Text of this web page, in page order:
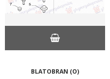
BLATOBRAN (O)